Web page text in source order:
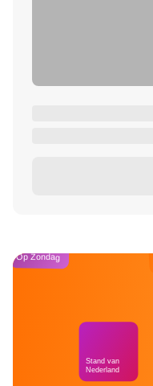
Op Zondag
Stand van
Nederland